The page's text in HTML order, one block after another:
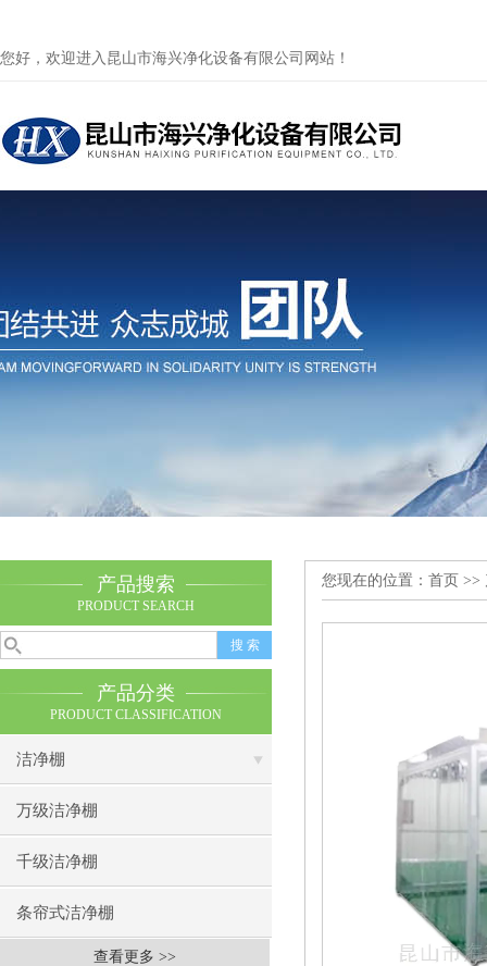
您好，欢迎进入昆山市海兴净化设备有限公司网站！
产品搜索
PRODUCT SEARCH
产品分类
PRODUCT CLASSIFICATION
洁净棚
万级洁净棚
千级洁净棚
条帘式洁净棚
查看更多 >>
您现在的位置： 首页 >>